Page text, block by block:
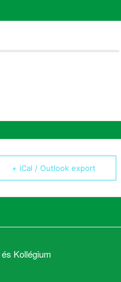
+ iCal / Outlook export
Kollégium